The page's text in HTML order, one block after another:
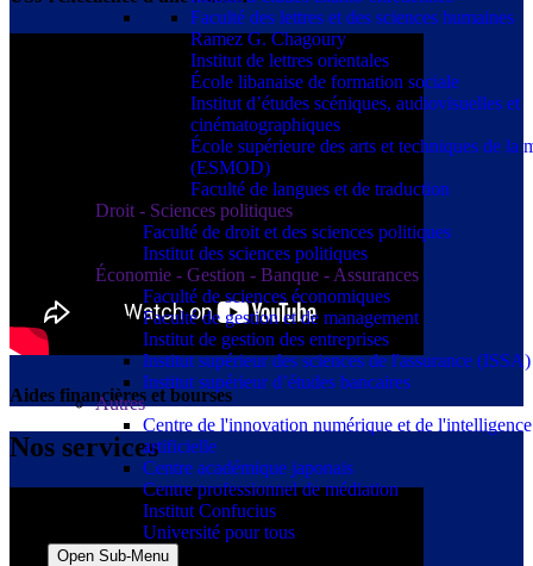
Faculté des lettres et des sciences humaines
Ramez G. Chagoury
Institut de lettres orientales
École libanaise de formation sociale
Institut d’études scéniques, audiovisuelles et
cinématographiques
École supérieure des arts et techniques de la
(ESMOD)
Faculté de langues et de traduction
Droit - Sciences politiques
Faculté de droit et des sciences politiques
Institut des sciences politiques
Économie - Gestion - Banque - Assurances
Faculté de sciences économiques
Faculté de gestion et de management
Institut de gestion des entreprises
Institut supérieur des sciences de l'assurance (ISSA)
Institut supérieur d’études bancaires
Autres
Centre de l'innovation numérique et de l'intelligence
artificielle
Centre académique japonais
Centre professionnel de médiation
Institut Confucius
Université pour tous
Open Sub-Menu
Aides financières et bourses
Nos services